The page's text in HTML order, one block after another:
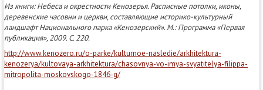
Из книги: Небеса и окрестности Кенозерья. Расписные потолки, иконы,
деревенские часовни и церкви, составляющие историко-культурный
ландшафт Национального парка «Кенозерский». М.: Программа «Первая
публикация», 2009. С. 220.
http://www.kenozero.ru/o-parke/kulturnoe-nasledie/arkhitektura-
kenozerya/kultovaya-arkhitektura/chasovnya-vo-imya-svyatitelya-filippa-
mitropolita-moskovskogo-1846-g/